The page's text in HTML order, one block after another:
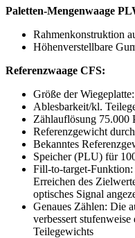
Paletten-Mengenwaage
Rahmenkonstruktion
Höhenverstellbare
Referenzwaage CFS:
Größe der
Ablesbarkeit/kl.
Zählauflösung 75.000
Referenzgewicht
Bekanntes
Speicher (PLU) für
Fill-to-target-
Erreichen des
optisches Signal
Genaues Zählen: Die
verbessert
Teilegewichts